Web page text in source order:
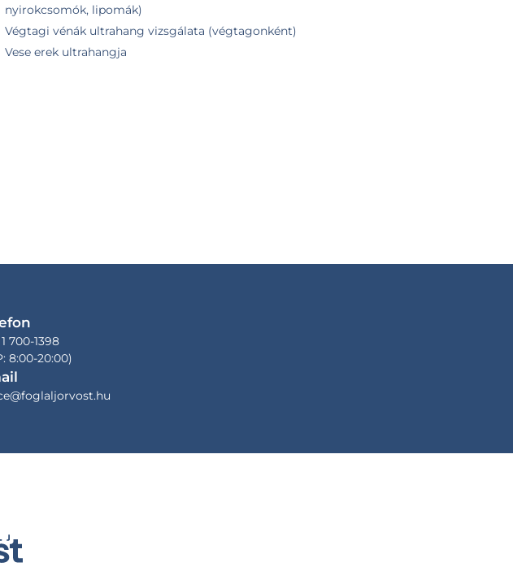
nyirokcsomók, lipomák)
Végtagi vénák ultrahang vizsgálata (végtagonként)
Vese erek ultrahangja
700-1398
8:00-20:00)